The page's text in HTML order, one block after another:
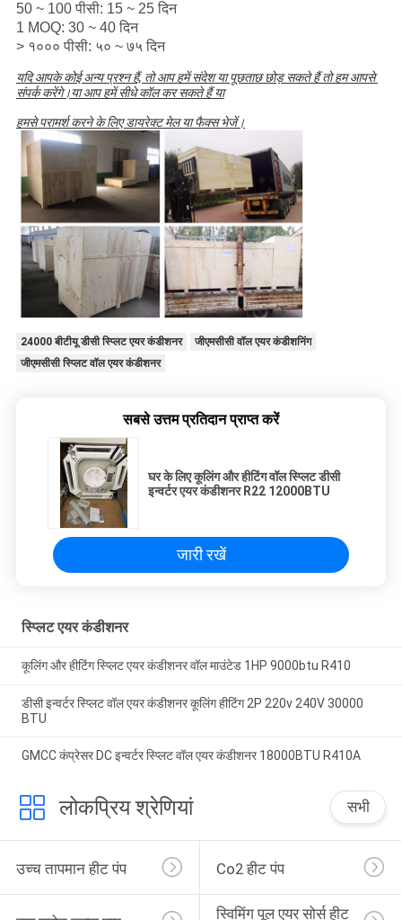
50 ~ 100 पीसी: 15 ~ 25 दिन
1 MOQ: 30 ~ 40 दिन
> १००० पीसी: ५० ~ ७५ दिन
यदि आपके कोई अन्य प्रश्न हैं, तो आप हमें संदेश या पूछताछ छोड़ सकते हैं तो हम आपसे
संपर्क करेंगे।या आप हमें सीधे कॉल कर सकते हैं या
हमसे परामर्श करने के लिए डायरेक्ट मेल या फैक्स भेजें।
24000 बीटीयू डीसी स्प्लिट एयर कंडीशनर
जीएमसीसी वॉल एयर कंडीशनिंग
जीएमसीसी स्प्लिट वॉल एयर कंडीशनर
सबसे उत्तम प्रतिदान प्राप्त करें
घर के लिए कूलिंग और हीटिंग वॉल स्प्लिट डीसी
इन्वर्टर एयर कंडीशनर R22 12000BTU
जारी रखें
स्प्लिट एयर कंडीशनर
कूलिंग और हीटिंग स्प्लिट एयर कंडीशनर वॉल माउंटेड 1HP 9000btu R410
डीसी इन्वर्टर स्प्लिट वॉल एयर कंडीशनर कूलिंग हीटिंग 2P 220v 240V 30000
BTU
GMCC कंप्रेसर DC इन्वर्टर स्प्लिट वॉल एयर कंडीशनर 18000BTU R410A
लोकप्रिय श्रेणियां सभी
उच्च तापमान हीट पंप Co2 हीट पंप
स्विमिंग पूल एयर सोर्स हीट